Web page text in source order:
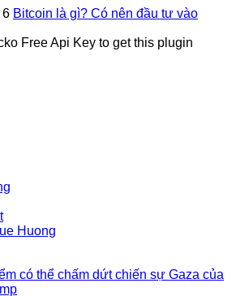
6 Bitcoin là gì? Có nên đầu tư vào
Free Api Key to get this plugin
Huong
có thể chấm dứt chiến sự Gaza của